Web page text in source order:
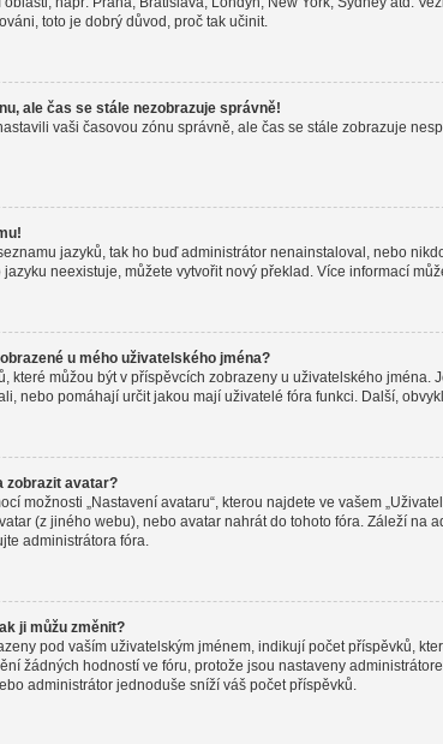
toto je dobrý důvod, proč tak učinit.
ale čas se stále nezobrazuje správně!
vaši časovou zónu správně, ale čas se stále zobrazuje
jazyků, tak ho buď administrátor nenainstaloval, nebo
neexistuje, můžete vytvořit nový překlad. Více informací
u mého uživatelského jména?
které můžou být v příspěvcích zobrazeny u uživatelského
nebo pomáhají určit jakou mají uživatelé fóra funkci. Další,
zobrazit avatar?
možnosti „Nastavení avataru“, kterou najdete ve vašem
(z jiného webu), nebo avatar nahrát do tohoto fóra. Záleží
administrátora fóra.
ji můžu změnit?
pod vaším uživatelským jménem, indikují počet příspěvků,
žádných hodností ve fóru, protože jsou nastaveny
administrátor jednoduše sníží váš počet příspěvků.